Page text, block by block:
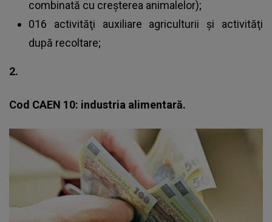
combinată cu creșterea animalelor);
016 activităţi auxiliare agriculturii şi activităţi
după recoltare;
2.
Cod CAEN 10: industria alimentară.